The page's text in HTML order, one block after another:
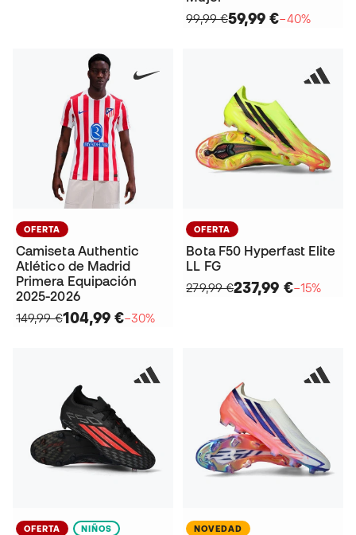
99,99 €59,99 €−40%
OFERTA
Camiseta Authentic
Atlético de Madrid
Primera Equipación
2025-2026
149,99 €104,99 €−30%
OFERTA
Bota F50 Hyperfast Elite
LL FG
279,99 €237,99 €−15%
OFERTA NIÑOS NOVEDAD